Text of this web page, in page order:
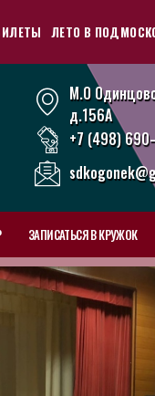
ЛЕТО В
М.О
д.156А
+7 (498)
ЗАПИСАТЬСЯ В КРУЖОК